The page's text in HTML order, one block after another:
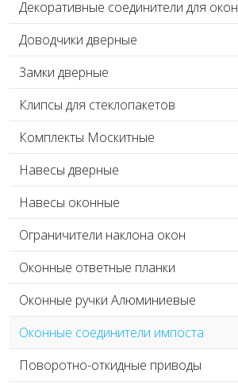
Декоративные соединители для окон
Доводчики дверные
Замки дверные
Клипсы для стеклопакетов
Комплекты Москитные
Навесы дверные
Навесы оконные
Ограничители наклона окон
Оконные ответные планки
Оконные ручки Алюминиевые
Оконные соединители импоста
Поворотно-откидные приводы